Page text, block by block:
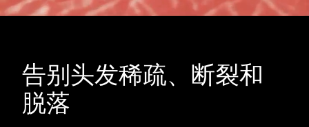
告别头发稀疏、断裂和
脱落
澳大利亚 预计送达日期 8/12/26
德国 预计送达日期
加拿大